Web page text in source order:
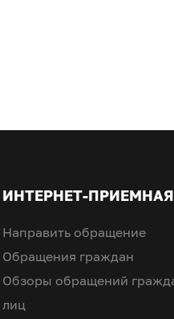
ИНТЕРНЕТ-ПРИЕМНАЯ
Направить обращение
Обращения граждан
Обзоры обращений
лиц